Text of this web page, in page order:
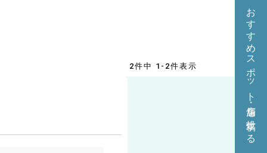
2件中 1-2件表示 おすすめスポット・店舗を投稿する